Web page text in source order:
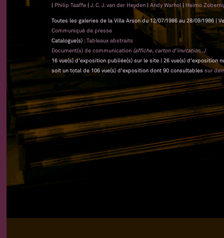
| Philip Taaffe | J. C. J. van der Heyden | Andy Warhol | Heimo
Toutes les galeries de la Villa Arson du 12/07/1986 au 28/09/1986 |
Communiqué de presse
Catalogue(s) :Tableaux abstraits
Document(s) de communication (affiche, carton d'invitation...)
16 vue(s) d'exposition publiée(s) sur le site | 26 vue(s) d'exposition
soit un total de 106 vue(s) d'exposition dont 90 consultables sur